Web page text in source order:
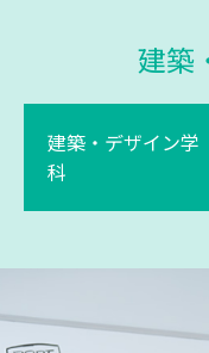
建築
建築・デザイン学
科